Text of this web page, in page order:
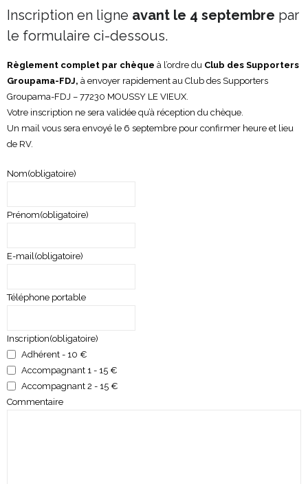
Inscription en ligne avant le 4 septembre par
le formulaire ci-dessous.
Règlement complet par chèque à l’ordre du Club des Supporters
Groupama-FDJ, à envoyer rapidement au Club des Supporters
Groupama-FDJ – 77230 MOUSSY LE VIEUX.
Votre inscription ne sera validée qu’à réception du chèque.
Un mail vous sera envoyé le 6 septembre pour confirmer heure et lieu
de RV.
Nom(obligatoire)
Prénom(obligatoire)
E-mail(obligatoire)
Téléphone portable
Inscription(obligatoire)
Adhérent - 10 €
Accompagnant 1 - 15 €
Accompagnant 2 - 15 €
Commentaire